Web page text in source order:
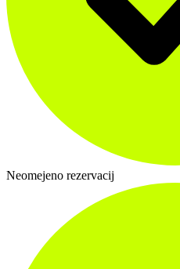
Neomejeno rezervacij